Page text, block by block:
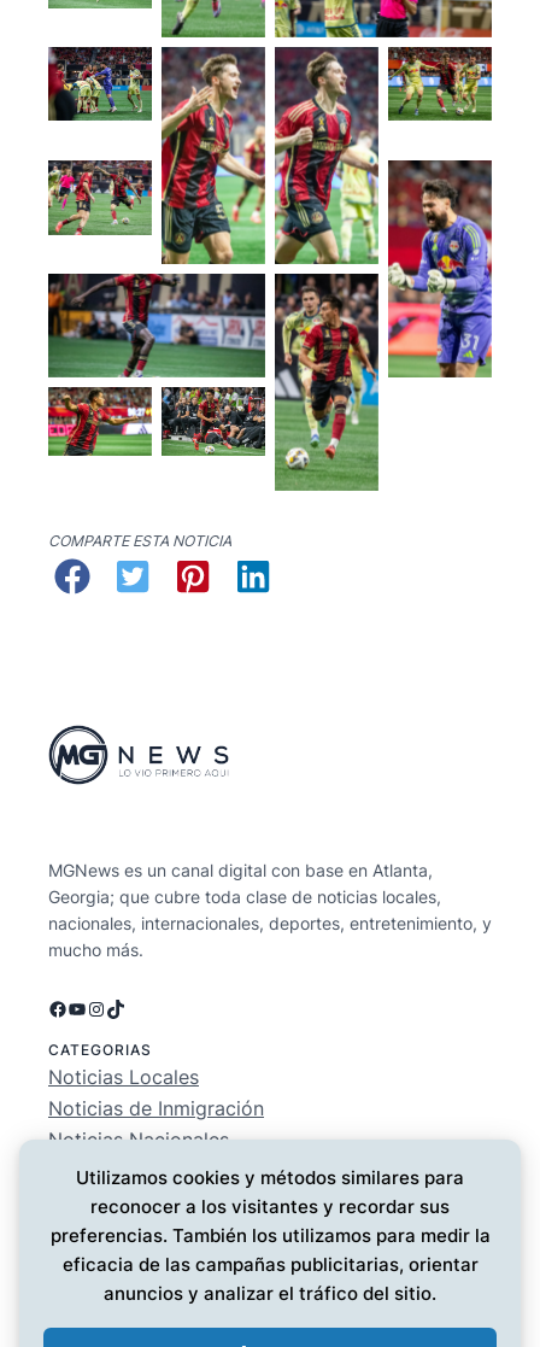
COMPARTE ESTA NOTICIA
MGNews es un canal digital con base en Atlanta,
Georgia; que cubre toda clase de noticias locales,
nacionales, internacionales, deportes, entretenimiento, y
mucho más.
Facebook
YouTube
Instagram
TikTok
CATEGORIAS
Noticias Locales
Noticias de Inmigración
Noticias Nacionales
Deportes
Entretenimiento
EMPRESA
Conócenos
Política de Privacidad
Utilizamos cookies y métodos similares para
reconocer a los visitantes y recordar sus
preferencias. También los utilizamos para medir la
eficacia de las campañas publicitarias, orientar
anuncios y analizar el tráfico del sitio.